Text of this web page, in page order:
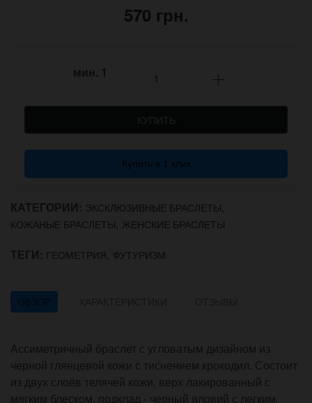
570 грн.
мин. 1
КУПИТЬ
Купить в 1 клик
КАТЕГОРИИ: ЭКСКЛЮЗИВНЫЕ БРАСЛЕТЫ,
КОЖАНЫЕ БРАСЛЕТЫ, ЖЕНСКИЕ БРАСЛЕТЫ
ТЕГИ: ГЕОМЕТРИЯ, ФУТУРИЗМ
ОБЗОР
Ассиметричный браслет с угловатым дизайном из
черной глянцевой кожи с тиснением крокодил. Состоит
из двух слоёв телячей кожи, верх лакированный с
мягким блеском, подклад - черный яловий с легким